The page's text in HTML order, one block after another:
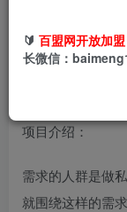
项目介绍：
需求的人群是做
就围绕这样的需
🔰 百盟网开放加
长微信：